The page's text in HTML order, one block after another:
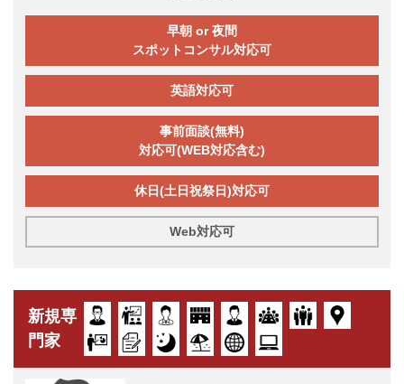
早朝 or 夜間
スポットコンサル対応可
英語対応可
事前面談(無料)
対応可(WEB対応含む)
休日(土日祝祭日)対応可
Web対応可
新規専
門家